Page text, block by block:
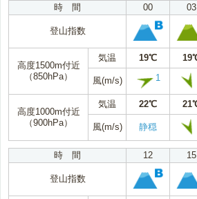
時 間
00 03
登山指数
高度1500m付近
（850hPa）
気温 19℃
風(m/s) 1
高度1000m付近
（900hPa）
気温 22℃
風(m/s) 静穏
時 間 12 15
登山指数